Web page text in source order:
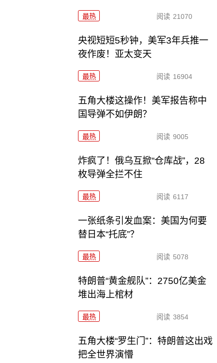
最热 阅读 21070
央视短短5秒钟，美军3年兵推一
夜作废！亚太变天
最热 阅读 16904
五角大楼这操作！美军报告称中
国导弹不如伊朗？
最热 阅读 9005
炸疯了！俄乌互掀“仓库战”，28
枚导弹全拦不住
最热 阅读 6117
一张纸条引发血案：美国为何要
替日本“托底”？
最热 阅读 5078
特朗普“黄金舰队”：2750亿美金
堆出海上棺材
最热 阅读 3854
五角大楼“罗生门”：特朗普这出戏
把全世界演懵